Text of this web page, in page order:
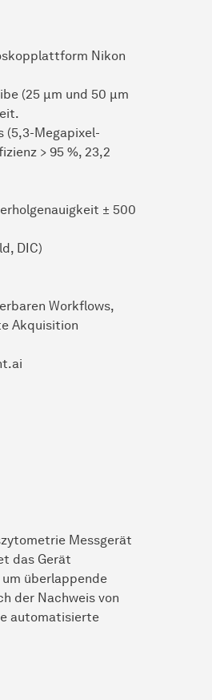
Nikon
(25 µm und 50 µm
(5,3-Megapixel-
> 95 %, 23,2
± 500
DIC)
Workflows,
Akquisition
Messgerät
das Gerät
überlappende
der Nachweis von
automatisierte